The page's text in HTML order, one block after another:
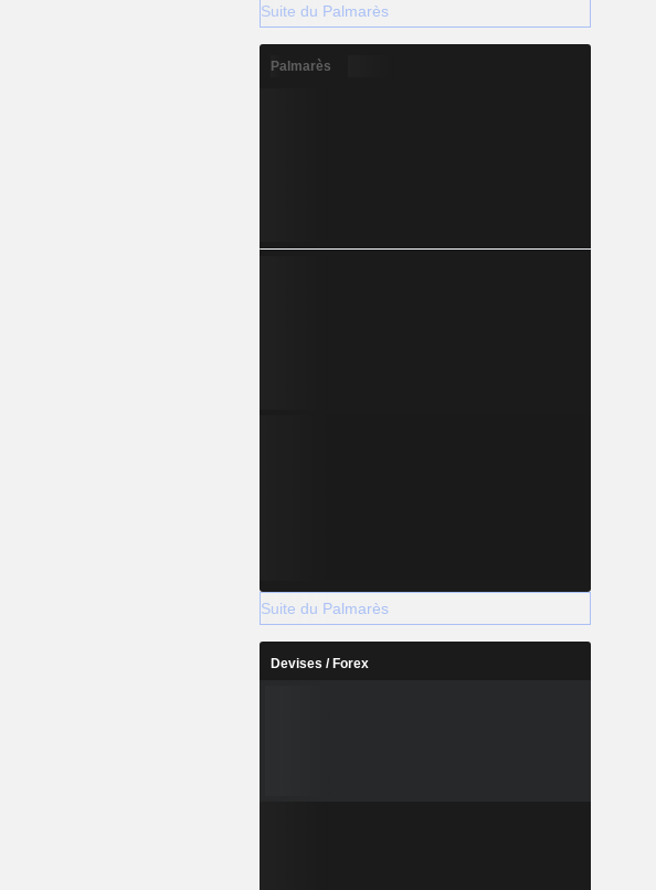
Suite du Palmarès
Palmarès
Suite du Palmarès
Devises / Forex